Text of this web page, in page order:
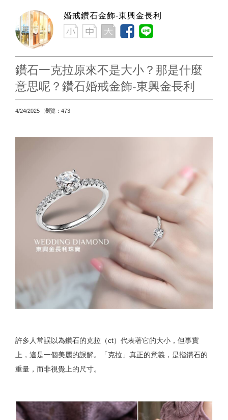
婚戒鑽石金飾-東興金長利
鑽石一克拉原來不是大小？那是什麼
意思呢？鑽石婚戒金飾-東興金長利
4/24/2025 瀏覽：473
許多人常誤以為鑽石的克拉（ct）代表著它的大小，但事實
上，這是一個美麗的誤解。「克拉」真正的意義，是指鑽石的
重量，而非視覺上的尺寸。